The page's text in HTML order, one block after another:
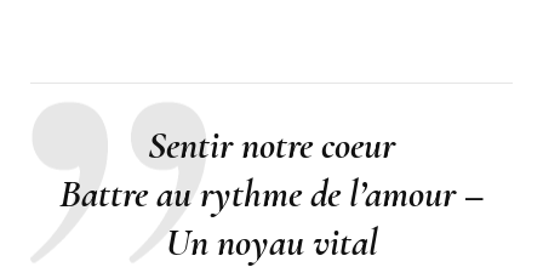
Sentir notre coeur
Battre au rythme de l’amour –
Un noyau vital